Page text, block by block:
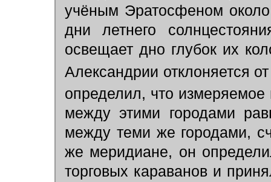
учёным Эратосфеном
дни летнего
освещает дно глубок их
Александрии отклоняется
определил, что измеряемое
между этими городами
между теми же городами,
же меридиане, он
торговых караванов и